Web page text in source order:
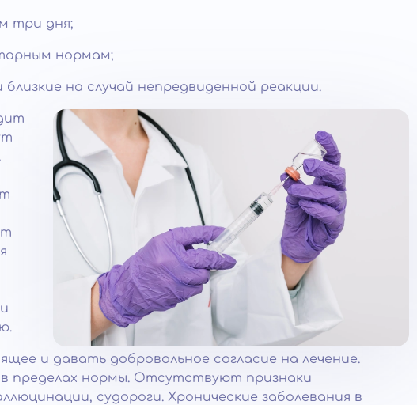
три дня;
нормам;
на случай непредвиденной реакции.
и давать добровольное согласие на лечение.
пределах нормы. Отсутствуют признаки
судороги. Хронические заболевания в